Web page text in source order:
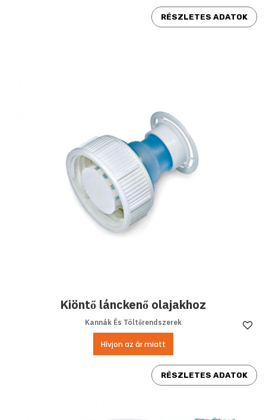
RÉSZLETES ADATOK
Kiöntő lánckenő olajakhoz
Kannák És Töltőrendszerek
Hívjon az ár miatt
RÉSZLETES ADATOK